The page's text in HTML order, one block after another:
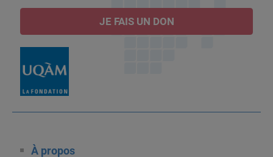
JE FAIS UN DON
À propos